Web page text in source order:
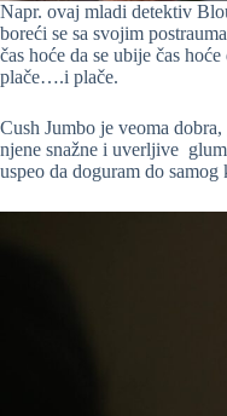
Napr. ovaj mladi detektiv
boreći se sa svojim
čas hoće da se ubije čas
plače….i plače.
Cush Jumbo je veoma
njene snažne i uverljive
uspeo da doguram do samog